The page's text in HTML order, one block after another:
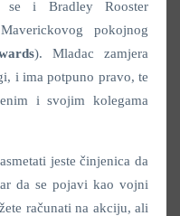
se i Bradley Rooster
pokojnog
). Mladac zamjera
i ima potpuno pravo, te
i svojim kolegama
jeste činjenica da
da se pojavi kao vojni
računati na akciju, ali